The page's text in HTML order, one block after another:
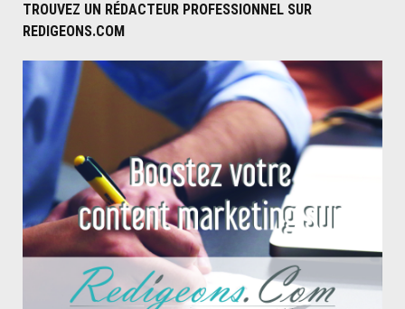
TROUVEZ UN RÉDACTEUR PROFESSIONNEL SUR
REDIGEONS.COM